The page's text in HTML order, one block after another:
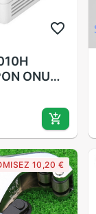
ONU
1GE
FTTH
10,20 €